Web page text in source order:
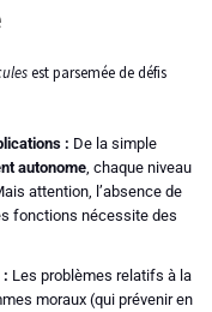
est parsemée de défis
: De la simple
autonome, chaque niveau
attention, l’absence de
fonctions nécessite des
: Les problèmes relatifs à la
moraux (qui prévenir en